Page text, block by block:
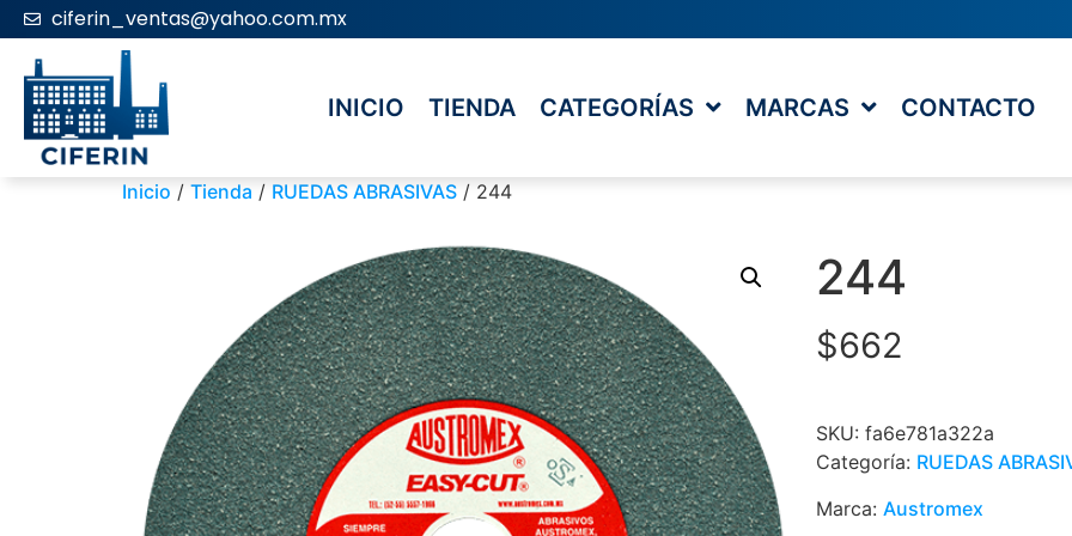
ciferin_ventas@yahoo.com.mx
INICIO TIENDA CATEGORÍAS MARCAS CONTACTO
Inicio / Tienda / RUEDAS ABRASIVAS / 244
244
$662
SKU: fa6e781a322a
Categoría: RUEDAS
Marca: Austromex